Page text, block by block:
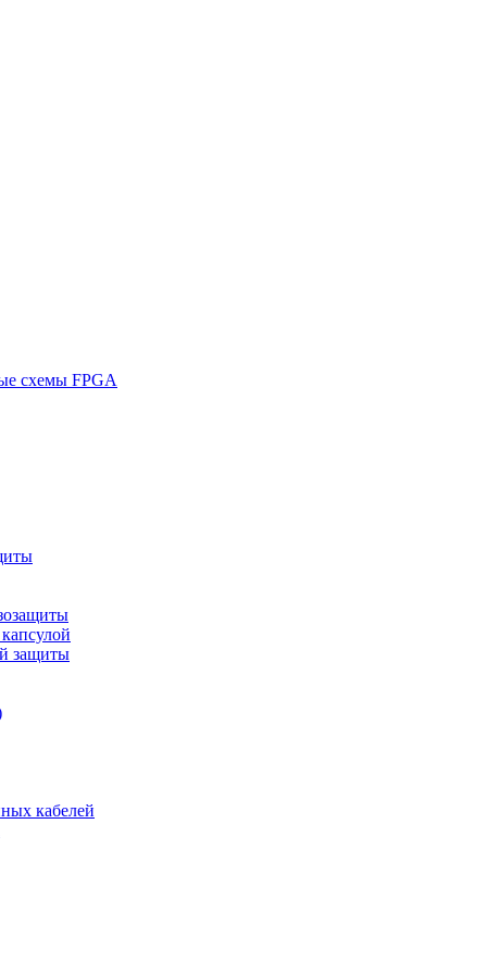
схемы FPGA
защиты
кабелей